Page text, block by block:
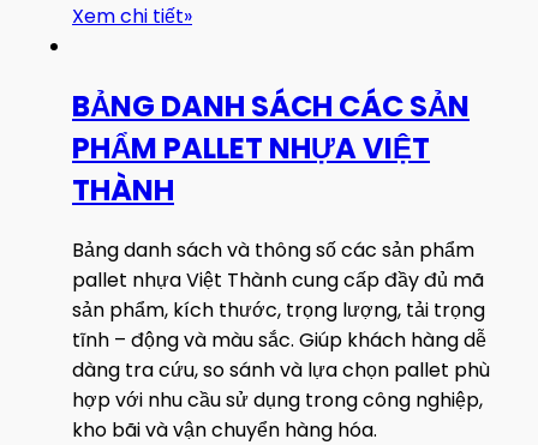
Xem chi tiết»
BẢNG DANH SÁCH CÁC SẢN
PHẨM PALLET NHỰA VIỆT
THÀNH
Bảng danh sách và thông số các sản phẩm
pallet nhựa Việt Thành cung cấp đầy đủ mã
sản phẩm, kích thước, trọng lượng, tải trọng
tĩnh – động và màu sắc. Giúp khách hàng dễ
dàng tra cứu, so sánh và lựa chọn pallet phù
hợp với nhu cầu sử dụng trong công nghiệp,
kho bãi và vận chuyển hàng hóa.